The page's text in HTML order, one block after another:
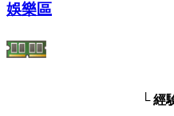
娛樂區
└ 經